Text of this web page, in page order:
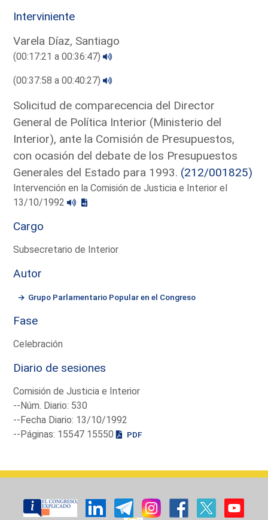
Interviniente
Varela Díaz, Santiago
(00:17:21 a 00:36:47)
(00:37:58 a 00:40:27)
Solicitud de comparecencia del Director
General de Política Interior (Ministerio del
Interior), ante la Comisión de Presupuestos,
con ocasión del debate de los Presupuestos
Generales del Estado para 1993. (212/001825)
Intervención en la Comisión de Justicia e Interior el
13/10/1992
Cargo
Subsecretario de Interior
Autor
Grupo Parlamentario Popular en el Congreso
Fase
Celebración
Diario de sesiones
Comisión de Justicia e Interior
--Núm. Diario: 530
--Fecha Diario: 13/10/1992
--Páginas: 15547 15550
PDF